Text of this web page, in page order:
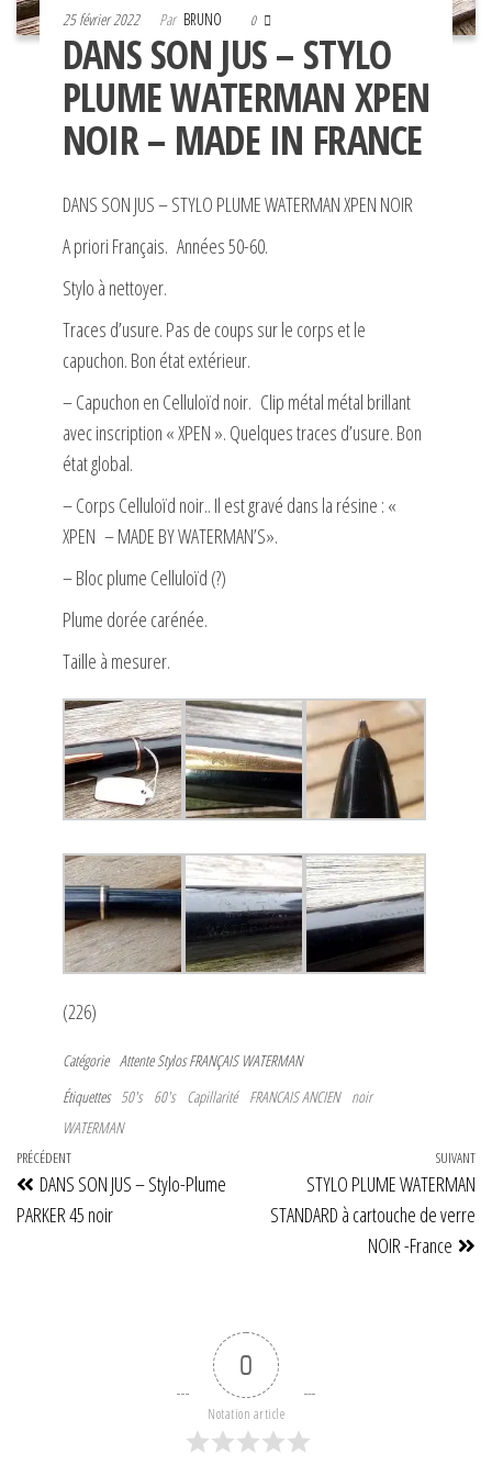
25 février 2022 Par BRUNO 0
DANS SON JUS – STYLO
PLUME WATERMAN XPEN
NOIR – MADE IN FRANCE
DANS SON JUS – STYLO PLUME WATERMAN XPEN NOIR
A priori Français. Années 50-60.
Stylo à nettoyer.
Traces d’usure. Pas de coups sur le corps et le
capuchon. Bon état extérieur.
– Capuchon en Celluloïd noir. Clip métal métal brillant
avec inscription « XPEN ». Quelques traces d’usure. Bon
état global.
– Corps Celluloïd noir.. Il est gravé dans la résine : «
XPEN – MADE BY WATERMAN’S».
– Bloc plume Celluloïd (?)
Plume dorée carénée.
Taille à mesurer.
(226)
Catégorie AttenteStylos FRANÇAIS WATERMAN
Étiquettes 50's 60's Capillarité FRANCAIS ANCIEN
noir
WATERMAN
Navigation
de
l’article
Article
précédent
PRÉCÉDENT
DANS SON JUS – Stylo-Plume
PARKER 45 noir
SUIVANT
STYLO PLUME WATERMAN
STANDARD à cartouche de verre
NOIR -France
0
Notation article